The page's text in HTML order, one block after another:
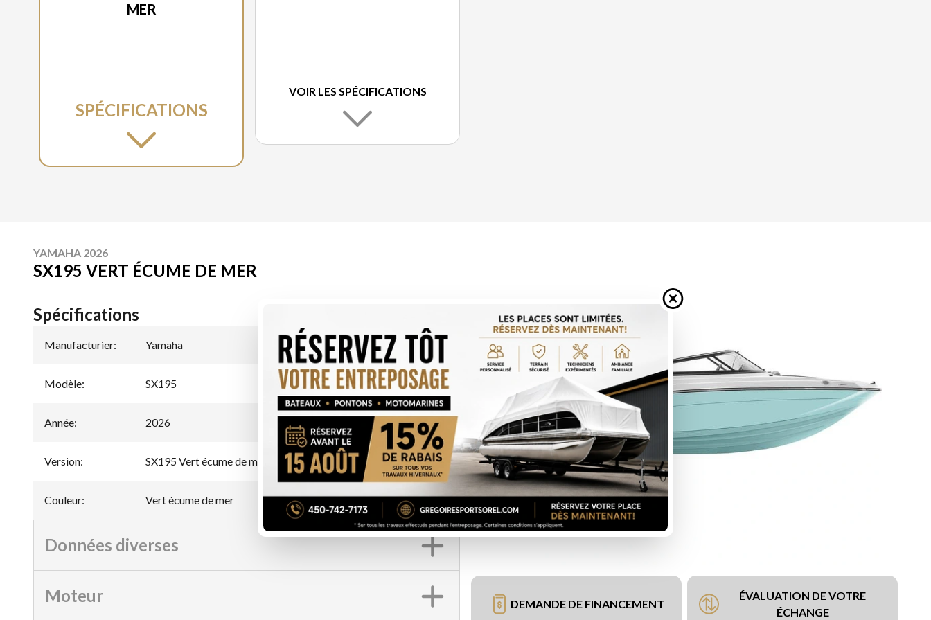
MER
SPÉCIFICATIONS
VOIR LES SPÉCIFICATIONS
YAMAHA 2026
SX195 VERT ÉCUME DE MER
DEMANDE DE FINANCEMENT
ÉVALUATION DE VOTRE
ÉCHANGE
Spécifications
Manufacturier: Yamaha
Modèle: SX195
Année: 2026
Version: SX195 Vert écume de mer
Couleur: Vert écume de mer
Données diverses
Moteur